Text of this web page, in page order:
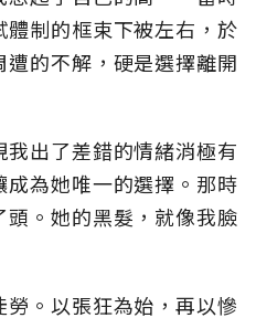
制的框束下被左右，於
的不解，硬是選擇離開
出了差錯的情緒消極有
為她唯一的選擇。那時
。她的黑髮，就像我臉
。以張狂為始，再以慘